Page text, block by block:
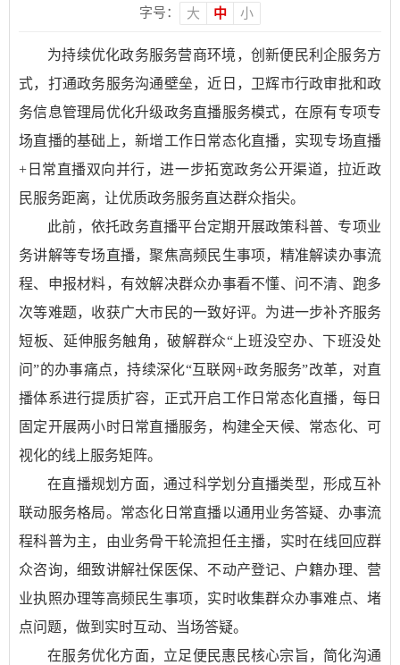
字号：
大 中 小
为持续优化政务服务营商环境，创新便民利企服务方
式，打通政务服务沟通壁垒，近日，卫辉市行政审批和政
务信息管理局优化升级政务直播服务模式，在原有专项专
场直播的基础上，新增工作日常态化直播，实现专场直播
+日常直播双向并行，进一步拓宽政务公开渠道，拉近政
民服务距离，让优质政务服务直达群众指尖。
此前，依托政务直播平台定期开展政策科普、专项业
务讲解等专场直播，聚焦高频民生事项，精准解读办事流
程、申报材料，有效解决群众办事看不懂、问不清、跑多
次等难题，收获广大市民的一致好评。为进一步补齐服务
短板、延伸服务触角，破解群众“上班没空办、下班没处
问”的办事痛点，持续深化“互联网+政务服务”改革，对直
播体系进行提质扩容，正式开启工作日常态化直播，每日
固定开展两小时日常直播服务，构建全天候、常态化、可
视化的线上服务矩阵。
在直播规划方面，通过科学划分直播类型，形成互补
联动服务格局。常态化日常直播以通用业务答疑、办事流
程科普为主，由业务骨干轮流担任主播，实时在线回应群
众咨询，细致讲解社保医保、不动产登记、户籍办理、营
业执照办理等高频民生事项，实时收集群众办事难点、堵
点问题，做到实时互动、当场答疑。
在服务优化方面，立足便民惠民核心宗旨，简化沟通